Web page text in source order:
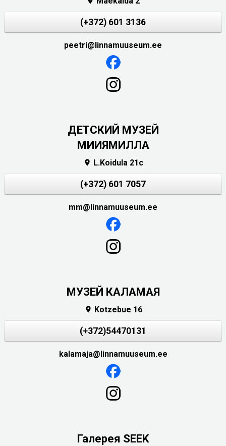
(+372) 601 3136
peetri@linnamuuseum.ee
ДЕТСКИЙ МУЗЕЙ
МИИЯМИЛЛА
 L.Koidula 21c
(+372) 601 7057
mm@linnamuuseum.ee
МУЗЕЙ КАЛАМАЯ
 Kotzebue 16
(+372)54470131
kalamaja@linnamuuseum.ee
Галерея SEEK